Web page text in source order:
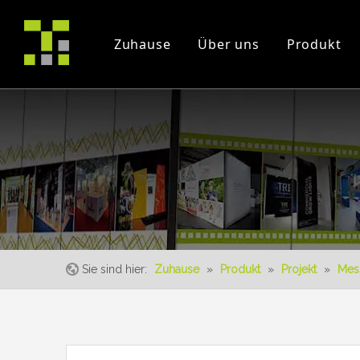
Zuhause Über uns Produkt
Sie sind hier: Zuhause » Produkt » Projekt »